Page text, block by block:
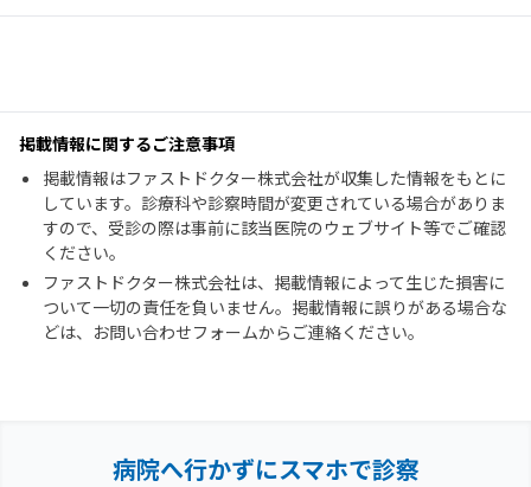
掲載情報に関するご注意事項
掲載情報はファストドクター株式会社が収集した情報をもとに
しています。診療科や診察時間が変更されている場合がありま
すので、受診の際は事前に該当医院のウェブサイト等でご確認
ください。
ファストドクター株式会社は、掲載情報によって生じた損害に
ついて一切の責任を負いません。掲載情報に誤りがある場合な
どは、お問い合わせフォームからご連絡ください。
病院へ行かずにスマホで診察